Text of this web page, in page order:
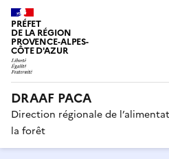
PRÉFET
DE LA RÉGION
PROVENCE-ALPES-
CÔTE D'AZUR
DRAAF PACA
Direction régionale de
la forêt